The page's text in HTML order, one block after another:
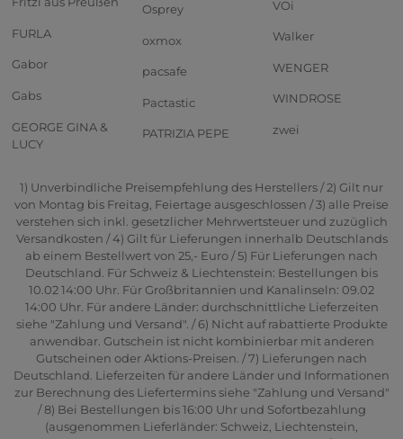
FURLA
Gabor
Gabs
GEORGE GINA &
LUCY
Osprey
oxmox
pacsafe
Pactastic
PATRIZIA PEPE
VOi
Walker
WENGER
WINDROSE
zwei
1) Unverbindliche Preisempfehlung des Herstellers / 2) Gilt nur
von Montag bis Freitag, Feiertage ausgeschlossen / 3) alle Preise
verstehen sich inkl. gesetzlicher Mehrwertsteuer und zuzüglich
Versandkosten / 4) Gilt für Lieferungen innerhalb Deutschlands
ab einem Bestellwert von 25,- Euro / 5) Für Lieferungen nach
Deutschland. Für Schweiz & Liechtenstein: Bestellungen bis
10.02 14:00 Uhr. Für Großbritannien und Kanalinseln: 09.02
14:00 Uhr. Für andere Länder: durchschnittliche Lieferzeiten
siehe "Zahlung und Versand". / 6) Nicht auf rabattierte Produkte
anwendbar. Gutschein ist nicht kombinierbar mit anderen
Gutscheinen oder Aktions-Preisen. / 7) Lieferungen nach
Deutschland. Lieferzeiten für andere Länder und Informationen
zur Berechnung des Liefertermins siehe "Zahlung und Versand"
/ 8) Bei Bestellungen bis 16:00 Uhr und Sofortbezahlung
(ausgenommen Lieferländer: Schweiz, Liechtenstein,